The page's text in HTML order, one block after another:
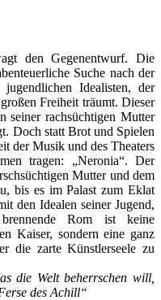
den Gegenentwurf. Die
Suche nach der
Idealisten, der
Freiheit träumt. Dieser
seiner rachsüchtigen Mutter
Doch statt Brot und Spielen
der Musik und des Theaters
tragen: „Neronia“. Der
Mutter und dem
bis es im Palast zum Eklat
den Idealen seiner Jugend,
Rom ist keine
Kaiser, sondern eine ganz
die zarte Künstlerseele zu
die Welt beherrschen will,
des Achill“